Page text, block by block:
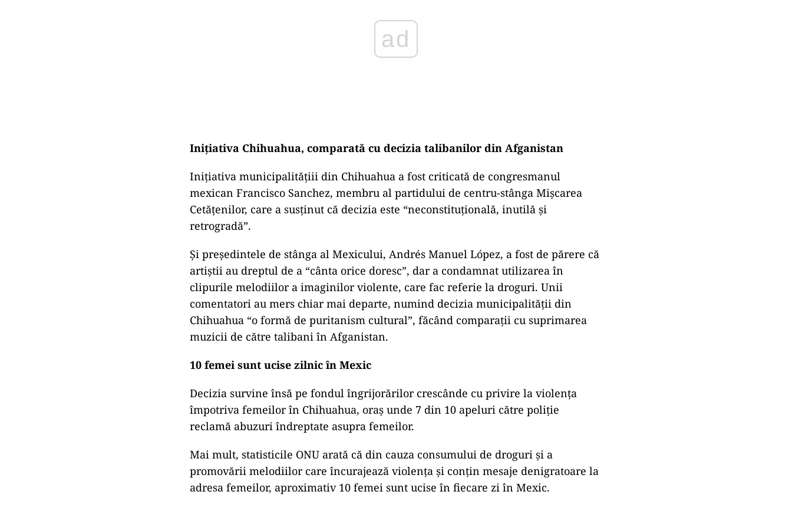
ad
Iniţiativa Chihuahua, comparată cu decizia talibanilor din Afganistan
Iniţiativa municipalităţiii din Chihuahua a fost criticată de congresmanul
mexican Francisco Sanchez, membru al partidului de centru-stânga Mișcarea
Cetățenilor, care a susţinut că decizia este “neconstituțională, inutilă și
retrogradă”.
Şi președintele de stânga al Mexicului, Andrés Manuel López, a fost de părere că
artiștii au dreptul de a “cânta orice doresc”, dar a condamnat utilizarea în
clipurile melodiilor a imaginilor violente, care fac referie la droguri. Unii
comentatori au mers chiar mai departe, numind decizia municipalităţii din
Chihuahua “o formă de puritanism cultural”, făcând comparații cu suprimarea
muzicii de către talibani în Afganistan.
10 femei sunt ucise zilnic în Mexic
Decizia survine însă pe fondul îngrijorărilor crescânde cu privire la violența
împotriva femeilor în Chihuahua, oraş unde 7 din 10 apeluri către poliție
reclamă abuzuri îndreptate asupra femeilor.
Mai mult, statisticile ONU arată că din cauza consumului de droguri şi a
promovării melodiilor care încurajează violenţa şi conţin mesaje denigratoare la
adresa femeilor, aproximativ 10 femei sunt ucise în fiecare zi în Mexic.